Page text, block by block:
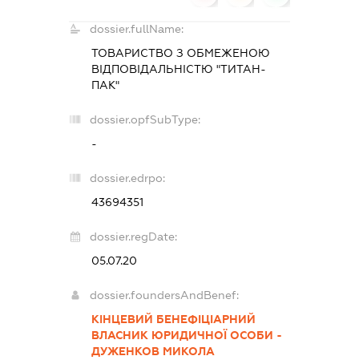
dossier.fullName:
ТОВАРИСТВО З ОБМЕЖЕНОЮ
ВІДПОВІДАЛЬНІСТЮ "ТИТАН-
ПАК"
dossier.opfSubType:
-
dossier.edrpo:
43694351
dossier.regDate:
05.07.20
dossier.foundersAndBenef:
КІНЦЕВИЙ БЕНЕФІЦІАРНИЙ
ВЛАСНИК ЮРИДИЧНОЇ ОСОБИ -
ДУЖЕНКОВ МИКОЛА